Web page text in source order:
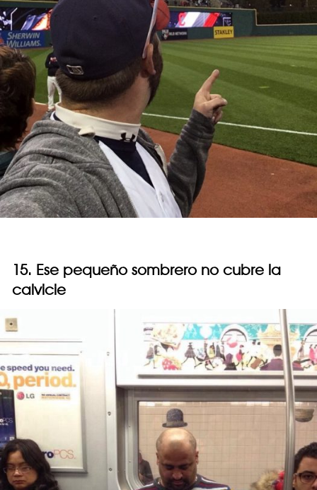
15. Ese pequeño sombrero no cubre la
calvicie